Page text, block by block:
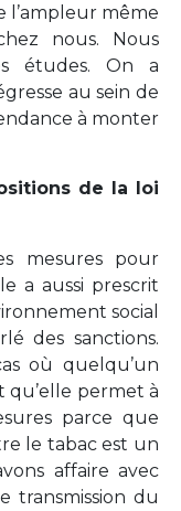
l’ampleur même
nous. Nous
études. On a
au sein de
à monter
de la loi
mesures pour
a aussi prescrit
social
des sanctions.
où quelqu’un
qu’elle permet à
parce que
le tabac est un
affaire avec
transmission du